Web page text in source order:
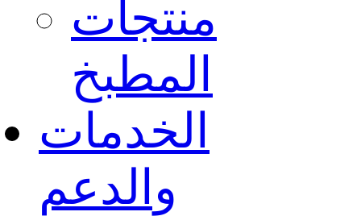
منتجات
المطبخ
الخدمات
والدعم